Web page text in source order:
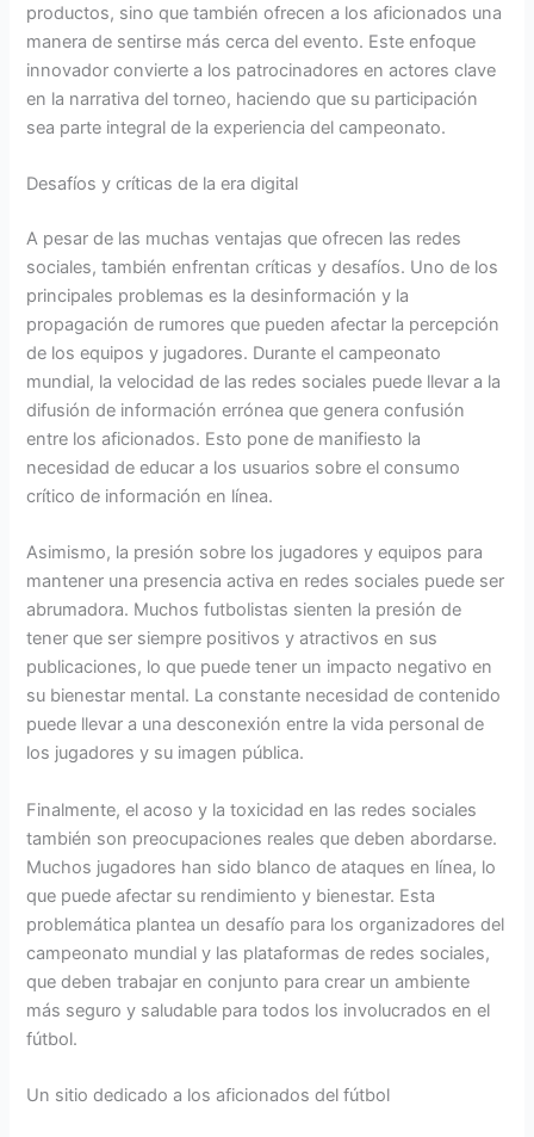
productos, sino que también ofrecen a los aficionados una
manera de sentirse más cerca del evento. Este enfoque
innovador convierte a los patrocinadores en actores clave
en la narrativa del torneo, haciendo que su participación
sea parte integral de la experiencia del campeonato.
Desafíos y críticas de la era digital
A pesar de las muchas ventajas que ofrecen las redes
sociales, también enfrentan críticas y desafíos. Uno de los
principales problemas es la desinformación y la
propagación de rumores que pueden afectar la percepción
de los equipos y jugadores. Durante el campeonato
mundial, la velocidad de las redes sociales puede llevar a la
difusión de información errónea que genera confusión
entre los aficionados. Esto pone de manifiesto la
necesidad de educar a los usuarios sobre el consumo
crítico de información en línea.
Asimismo, la presión sobre los jugadores y equipos para
mantener una presencia activa en redes sociales puede ser
abrumadora. Muchos futbolistas sienten la presión de
tener que ser siempre positivos y atractivos en sus
publicaciones, lo que puede tener un impacto negativo en
su bienestar mental. La constante necesidad de contenido
puede llevar a una desconexión entre la vida personal de
los jugadores y su imagen pública.
Finalmente, el acoso y la toxicidad en las redes sociales
también son preocupaciones reales que deben abordarse.
Muchos jugadores han sido blanco de ataques en línea, lo
que puede afectar su rendimiento y bienestar. Esta
problemática plantea un desafío para los organizadores del
campeonato mundial y las plataformas de redes sociales,
que deben trabajar en conjunto para crear un ambiente
más seguro y saludable para todos los involucrados en el
fútbol.
Un sitio dedicado a los aficionados del fútbol